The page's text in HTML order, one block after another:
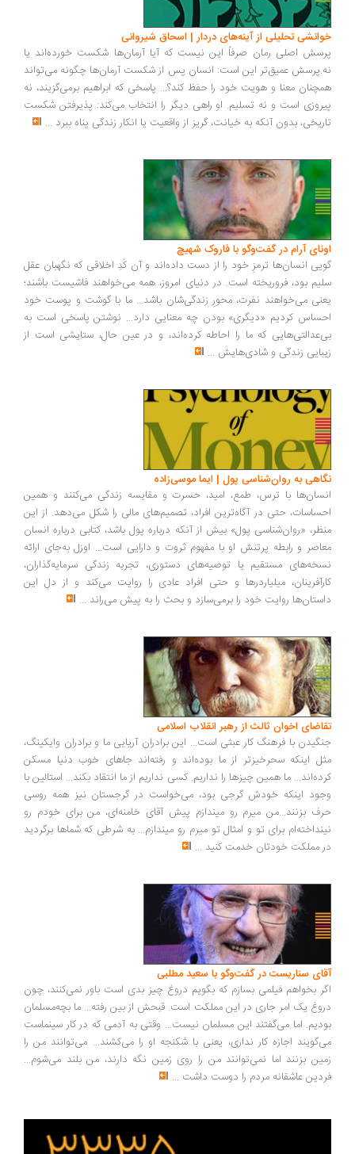
تحلیلی از آینه‌های دردار | اسحاق شیروانی
اصلی رمان صرفاً این نیست که آیا آرمان‌ها شکست خورده‌اند یا
عمیق‌تر این است: انسان پس از شکست آرمان‌ها چگونه می‌تواند
معنا و هویت خود را حفظ کند؟... پاسخی که ابراهیم برمی‌گزیند، نه
است و نه تسلیم. او راهی دیگر را انتخاب می‌کند: پذیرفتن شکست
بدون آنکه به خیانت، گریز از واقعیت یا انکار زندگی پناه ببرد...
آرام در گفت‌وگو با فاروک شهیچ‭
انسان‌ها ترمزِ خود را از دست داده‌اند و آن کُدِ اخلاقی که نگهبان عقل
بود، فروریخته است. در دنیای امروز، همه می‌خواهند فاشیست باشند؛
می‌خواهند نفرت، محورِ زندگی‌شان باشد... ما با گوشت و پوست خود
کردیم «دیگری» بودن چه معنایی دارد... نوشتن پاسخی است به
که ما را احاطه کرده‌اند، و در عین حال، ستایشی است از
زندگی و شادی‌هایش...
به روان‌شناسی پول | ایما موسی‌زاده
با ترس، طمع، امید، حسرت و مقایسه زندگی می‌کنند و همین
حتی در آگاه‌ترین افراد، تصمیم‌های مالی را شکل می‌دهد. از این
«روان‌شناسی پول» بیش از آنکه درباره پول باشد، کتابی درباره انسان
و رابطه پرتنش او با مفهوم ثروت و دارایی است... اوزل به‌جای ارائه
مستقیم یا توصیه‌های دستوری، تجربه زندگی سرمایه‌گذاران،
میلیاردرها و حتی افراد عادی را روایت می‌کند و از دل این
روایت خود را برمی‌سازد و بحث را به پیش می‌راند...
اخوان ثالث از رهبر انقلاب اسلامی
با فرهنگ کار عبثی است... این برادران آریایی ما و برادران وایکینگ،
اینکه سحرخیزتر از ما بوده‌اند و رفته‌اند جاهای خوب دنیا مسکن
ما همین چیزها را نداریم. کسی نداریم از ما انتقاد بکند... استالین با
اینکه خودش گرجی بود، می‌خواست در گرجستان نیز همه روسی
بزنند...من میرم رو میندازم پیش آقای خامنه‌ای، من برای خودم رو
برای تو و امثال تو میرم رو میندازم... به شرطی که شماها برگردید
مملکت خودتان خدمت کنید...
سناریست در گفت‌وگو با سعید مطلبی
بخواهم فیلمی بسازم که بگویم دروغ چیز بدی است باور نمی‌کنند، چون
یک امر جاری در این مملکت است. قبحش از بین رفته... ما بچه‌مسلمان
اما می‌گفتند این مسلمان نیست... وقتی به آدمی که در کار سینماست
اجازه کار نداری، یعنی با شکنجه او را می‌کشند... می‌توانند من را
بزنند اما نمی‌توانند من را روی زمین نگه دارند، من بلند می‌شوم...
عاشقانه مردم را دوست داشت ...